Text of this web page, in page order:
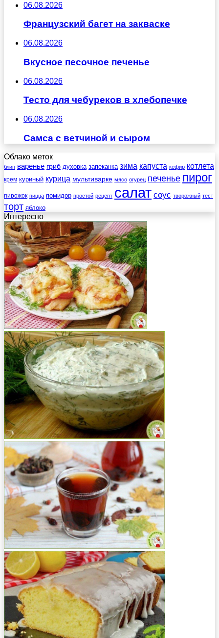
06.08.2026
Французский багет на закваске
06.08.2026
Вкусное песочное печенье
06.08.2026
Тесто для чебуреков в хлебопечке
06.08.2026
Самса с ветчиной и сыром
Облако меток
блин варенье гриб духовка запеканка зима капуста кефир котлета
крем куриный курица мультиварке мясо огурец печенье пирог
пирожок пицца помидор простой рецепт салат соус творожный тест
торт яблоко
Интересно